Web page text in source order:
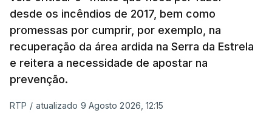
desde os incêndios de 2017, bem como
promessas por cumprir, por exemplo, na
recuperação da área ardida na Serra da Estrela
e reitera a necessidade de apostar na
prevenção.
RTP / atualizado 9 Agosto 2026, 12:15